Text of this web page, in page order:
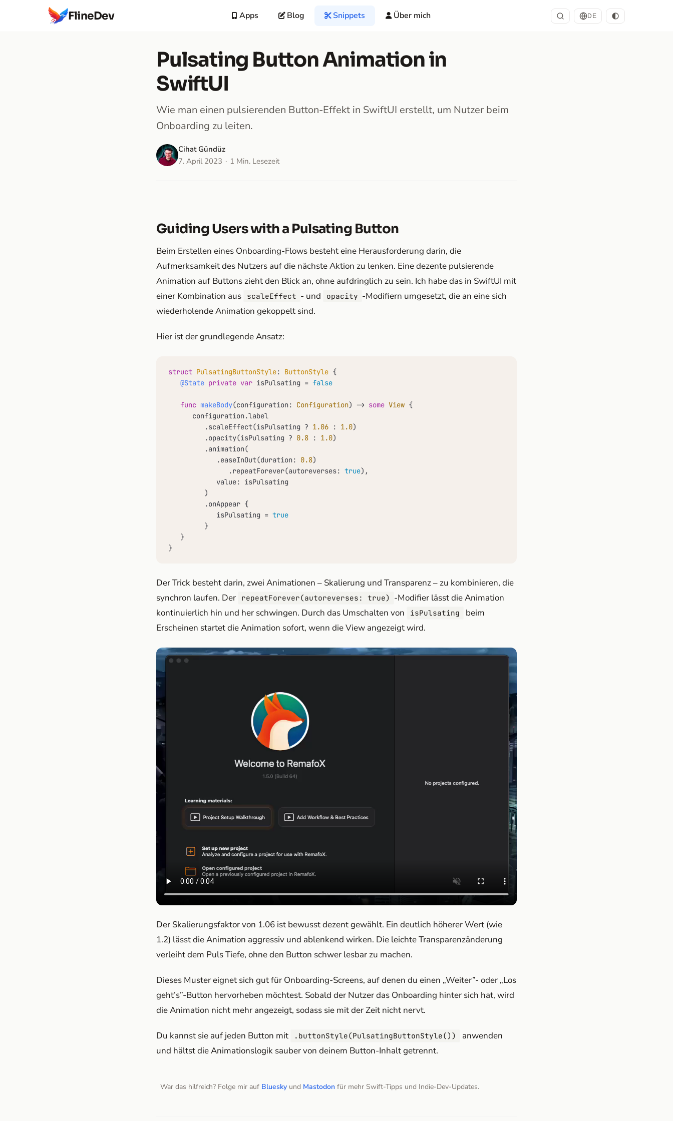
FlineDev Apps Blog Snippets Über mich DE
Pulsating Button Animation in
SwiftUI
Wie man einen pulsierenden Button-Effekt in SwiftUI erstellt, um Nutzer beim
Onboarding zu leiten.
Cihat Gündüz
7. April 2023
1 Min. Lesezeit
Guiding Users with a Pulsating Button
Beim Erstellen eines Onboarding-Flows besteht eine Herausforderung darin, die
Aufmerksamkeit des Nutzers auf die nächste Aktion zu lenken. Eine dezente pulsierende
Animation auf Buttons zieht den Blick an, ohne aufdringlich zu sein. Ich habe das in SwiftUI mit
einer Kombination aus
scaleEffect - und opacity -Modifiern umgesetzt, die an eine sich
wiederholende Animation gekoppelt sind.
Hier ist der grundlegende Ansatz:
struct PulsatingButtonStyle: ButtonStyle {
@State private var isPulsating = false
func makeBody(configuration: Configuration) -> some View {
      configuration.label
         .scaleEffect(isPulsating
? 1.06 : 1.0)
         .opacity(isPulsating
? 0.8 : 1.0)
         .animation(
            .easeInOut(duration:
0.8)
               .repeatForever(autoreverses:
true),
            value: isPulsating
         )
         .onAppear {
            isPulsating
= true
         }
   }
}
Der Trick besteht darin, zwei Animationen – Skalierung und Transparenz – zu kombinieren, die
synchron laufen. Der
repeatForever(autoreverses: true)
-Modifier lässt die Animation
kontinuierlich hin und her schwingen. Durch das Umschalten von
isPulsating
beim
Erscheinen startet die Animation sofort, wenn die View angezeigt wird.
Der Skalierungsfaktor von 1.06 ist bewusst dezent gewählt. Ein deutlich höherer Wert (wie
1.2) lässt die Animation aggressiv und ablenkend wirken. Die leichte Transparenzänderung
verleiht dem Puls Tiefe, ohne den Button schwer lesbar zu machen.
Dieses Muster eignet sich gut für Onboarding-Screens, auf denen du einen „Weiter”- oder „Los
geht’s”-Button hervorheben möchtest. Sobald der Nutzer das Onboarding hinter sich hat, wird
die Animation nicht mehr angezeigt, sodass sie mit der Zeit nicht nervt.
Du kannst sie auf jeden Button mit .buttonStyle(PulsatingButtonStyle())
anwenden
und hältst die Animationslogik sauber von deinem Button-Inhalt getrennt.
War das hilfreich? Folge mir auf Bluesky und Mastodon für mehr Swift-Tipps und Indie-Dev-Updates.